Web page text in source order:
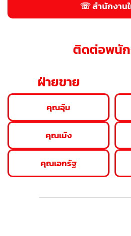
☏ สำนักงาน
ติดต่อพนั
ฝ่ายขาย
คุณอุ้ม
คุณเม้ง
คุณเอกรัฐ